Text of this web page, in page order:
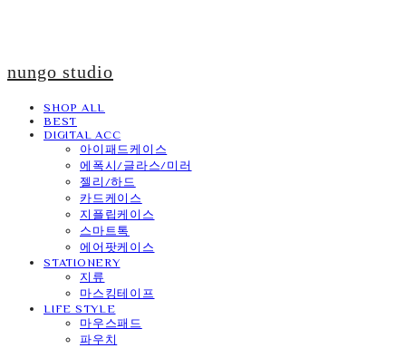
nungo studio
SHOP ALL
BEST
DIGITAL ACC
아이패드케이스
에폭시/글라스/미러
젤리/하드
카드케이스
지플립케이스
스마트톡
에어팟케이스
STATIONERY
지류
마스킹테이프
LIFE STYLE
마우스패드
파우치